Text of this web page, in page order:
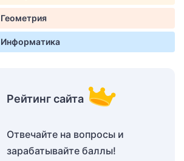
Геометрия
Информатика
Рейтинг сайта
Отвечайте на вопросы и
зарабатывайте баллы!